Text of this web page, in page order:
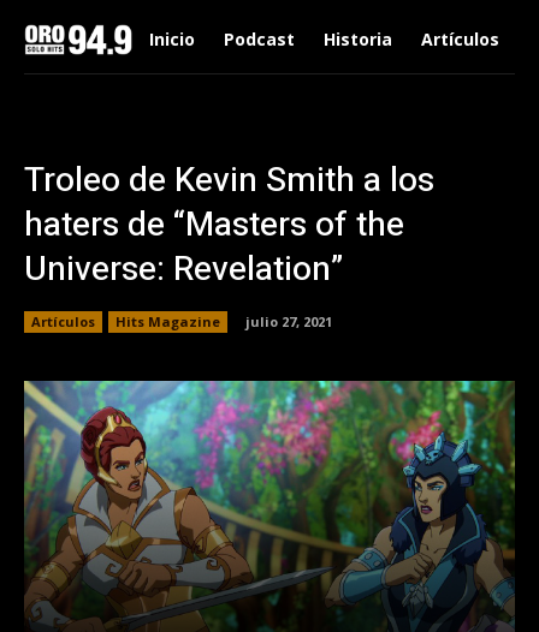
Inicio Podcast Historia Artículos
Troleo de Kevin Smith a los
haters de “Masters of the
Universe: Revelation”
Artículos Hits Magazine julio 27, 2021